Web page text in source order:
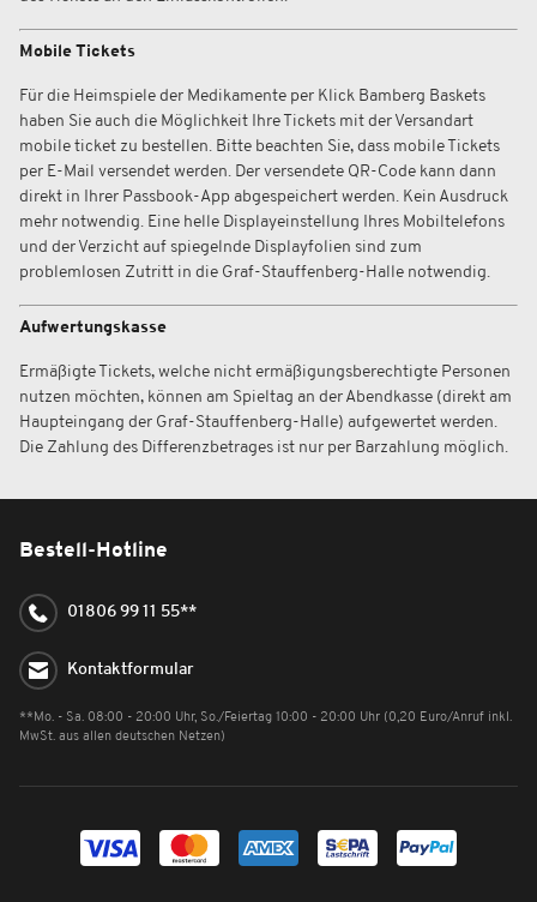
Mobile Tickets
Für die Heimspiele der Medikamente per Klick Bamberg Baskets
haben Sie auch die Möglichkeit Ihre Tickets mit der Versandart
mobile ticket zu bestellen. Bitte beachten Sie, dass mobile Tickets
per E-Mail versendet werden. Der versendete QR-Code kann dann
direkt in Ihrer Passbook-App abgespeichert werden. Kein Ausdruck
mehr notwendig. Eine helle Displayeinstellung Ihres Mobiltelefons
und der Verzicht auf spiegelnde Displayfolien sind zum
problemlosen Zutritt in die Graf-Stauffenberg-Halle notwendig.
Aufwertungskasse
Ermäßigte Tickets, welche nicht ermäßigungsberechtigte Personen
nutzen möchten, können am Spieltag an der Abendkasse (direkt am
Haupteingang der Graf-Stauffenberg-Halle) aufgewertet werden.
Die Zahlung des Differenzbetrages ist nur per Barzahlung möglich.
Bestell-Hotline
01806 99 11 55**
Kontaktformular
**Mo. - Sa. 08:00 - 20:00 Uhr, So./Feiertag 10:00 - 20:00 Uhr (0,20 Euro/Anruf inkl.
MwSt. aus allen deutschen Netzen)